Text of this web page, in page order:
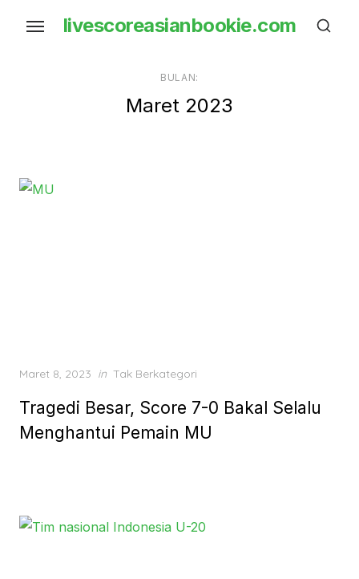
livescoreasianbookie.com
BULAN:
Maret 2023
Posted
Maret 8, 2023 in Tak Berkategori
Tragedi Besar, Score 7-0 Bakal Selalu
Menghantui Pemain MU